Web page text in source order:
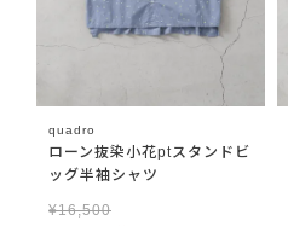
quadro
ローン抜染小花ptスタンドビ
ッグ半袖シャツ
¥16,500